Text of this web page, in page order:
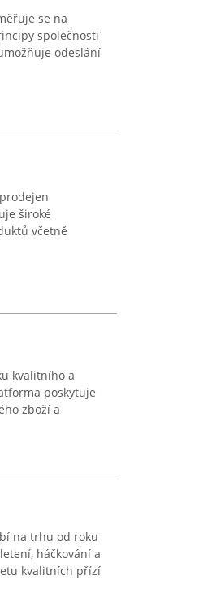
se na
společnosti
odeslání
široké
včetně
kvalitního a
poskytuje
zboží a
na trhu od roku
háčkování a
kvalitních přízí